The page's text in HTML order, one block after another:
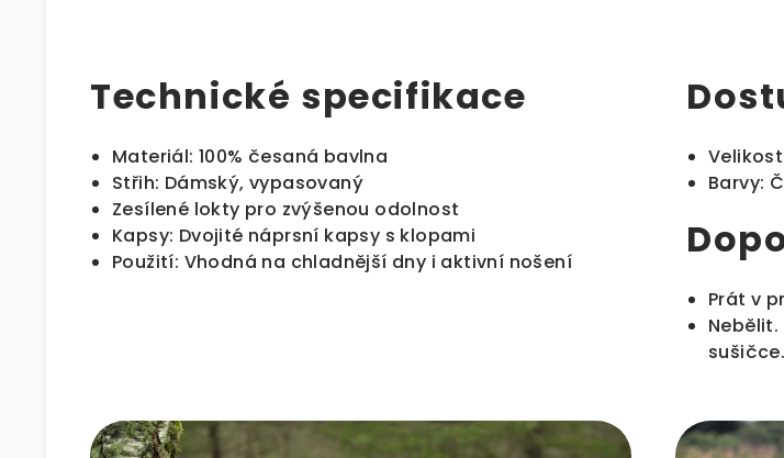
Technické specifikace
Materiál: 100% česaná bavlna
Střih: Dámský, vypasovaný
Zesílené lokty pro zvýšenou odolnost
Kapsy: Dvojité náprsní kapsy s klopami
Použití: Vhodná na chladnější dny i aktivní nošení
Barvy:
Prát v